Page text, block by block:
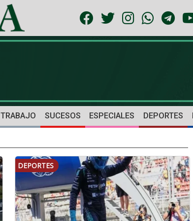
TRABAJO SUCESOS ESPECIALES DEPORTES
DEPORTES